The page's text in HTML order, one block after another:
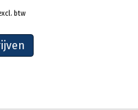
btw